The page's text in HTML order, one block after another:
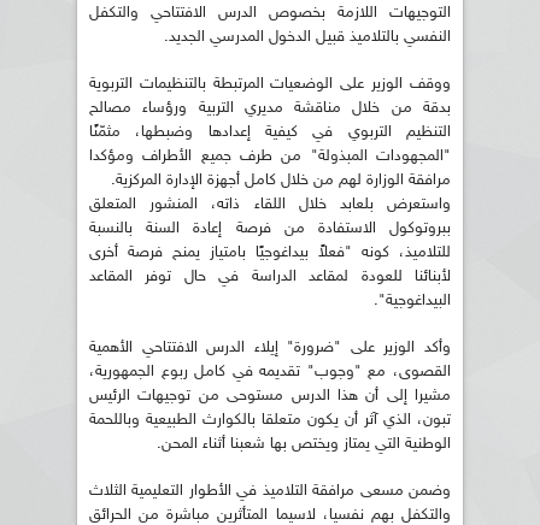
التوجيهات اللازمة بخصوص الدرس الافتتاحي والتكفل
النفسي بالتلاميذ قبيل الدخول المدرسي الجديد.
ووقف الوزير على الوضعيات المرتبطة بالتنظيمات التربوية
بدقة من خلال مناقشة مديري التربية ورؤساء مصالح
التنظيم التربوي في كيفية إعدادها وضبطها، مثمّنًا
"المجهودات المبذولة" من طرف جميع الأطراف ومؤكدا
مرافقة الوزارة لهم من خلال كامل أجهزة الإدارة المركزية.
واستعرض بلعابد خلال اللقاء ذاته، المنشور المتعلق
ببروتوكول الاستفادة من فرصة إعادة السنة بالنسبة
للتلاميذ، كونه "فعلاً بيداغوجيًا بامتياز يمنح فرصة أخرى
لأبنائنا للعودة لمقاعد الدراسة في حال توفر المقاعد
البيداغوجية".
وأكد الوزير على "ضرورة" إيلاء الدرس الافتتاحي الأهمية
القصوى، مع "وجوب" تقديمه في كامل ربوع الجمهورية،
مشيرا إلى أن هذا الدرس مستوحى من توجيهات الرئيس
تبون، الذي آثر أن يكون متعلقا بالكوارث الطبيعية وباللحمة
الوطنية التي يمتاز ويختص بها شعبنا أثناء المحن.
وضمن مسعى مرافقة التلاميذ في الأطوار التعليمية الثلاث
والتكفل بهم نفسيا، لاسيما المتأثرين مباشرة من الحرائق